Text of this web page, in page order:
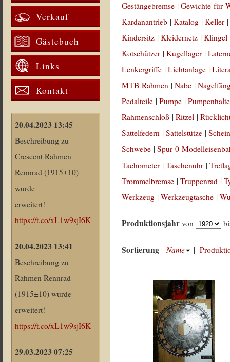
Verkauf
Gästebuch
Links
Kontakt
20.04.2023 13:45
Beschreibung zu
Crescent Rahmen
Rennrad (1915±10)
wurde
erweitert!
https://t.co/xL1w9sjI6K
20.04.2023 13:41
Beschreibung zu
Rahmen Rennrad
(1915±10) wurde
erweitert!
https://t.co/xL1w9sjI6K
29.03.2023 07:25
Gestängebremse |Gewichte für
Kardanantrieb |Katalog |Keller
Kindersitz |Kleidernetz |Klingel
Kotschützer |Kugellager |
Lenkergriffe |Lichtanlage |
MTB Rahmen |Nabe |
Pedalteile |Pumpe |
Rahmenschloß |Ritzel |
Sattelfedern |Sattelstütze |
Schwebe |Spur 0
Tachometer |Taschenuhr |
Trommelbremse |Truppenrad |
Werkzeug |Werkzeugtasche |
Produktionsjahr von
Sortierung Name |